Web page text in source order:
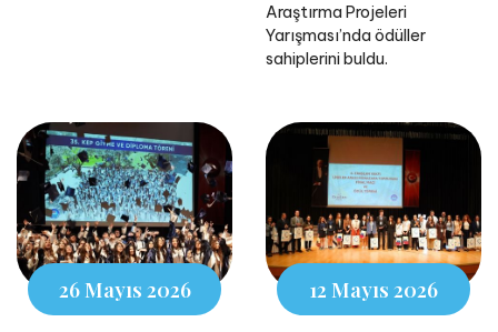
Araştırma Projeleri
Yarışması’nda ödüller
sahiplerini buldu.
26 Mayıs 2026 12 Mayıs 2026